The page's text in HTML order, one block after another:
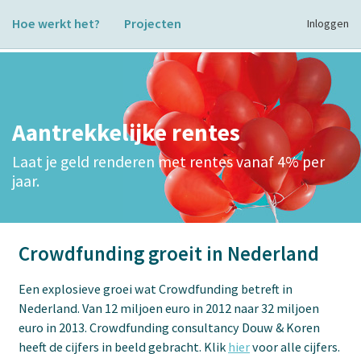
Hoe werkt het? Projecten Inloggen
Aantrekkelijke rentes
Laat je geld renderen met rentes vanaf 4% per
jaar.
Crowdfunding groeit in Nederland
Een explosieve groei wat Crowdfunding betreft in
Nederland. Van 12 miljoen euro in 2012 naar 32 miljoen
euro in 2013. Crowdfunding consultancy Douw & Koren
heeft de cijfers in beeld gebracht. Klik hiervoor alle cijfers.